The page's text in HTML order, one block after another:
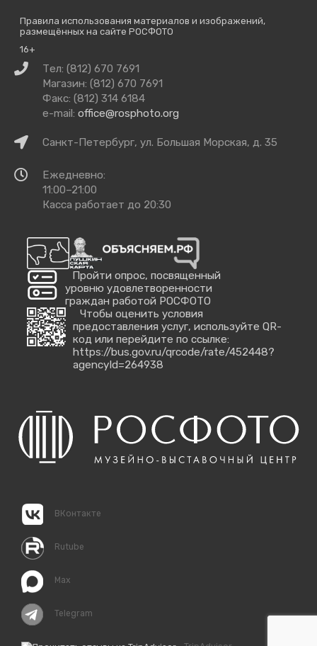
Правила использования материалов и изображений,
размещённых на сайте РОСФОТО
16+
Связаться
нами
Тел: (812) 670 7691
Магазин: (812) 670 7691
Факс: (812) 314 6184
e-mail: office@rosphoto.org
КакСанкт-Петербург, ул. Большая Морская, д. 35
Время
работы
Ежедневно:
11:00–21:00
Касса работает до 20:30
Пройти опрос, посвященный
уровню удовлетворенности
граждан работой РОСФОТО
Чтобы оценить условия
предоставления услуг, используйте QR-
код или перейдите по ссылке:
https://bus.gov.ru/qrcode/rate/452448?
agencyId=264938
ВКонтакте
Rutube
Max
Telegram